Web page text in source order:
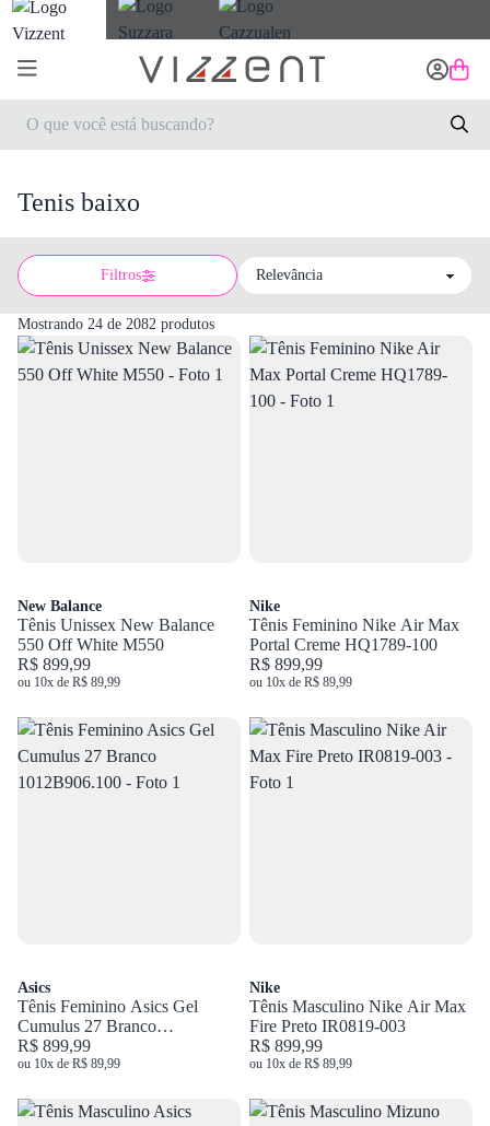
Tenis baixo
Filtros
Sort by
Mostrando 24 de 2082 produtos
New Balance
Tênis Unissex New Balance
550 Off White M550
R$ 899,99
ou 10x de R$ 89,99
Nike
Tênis Feminino Nike Air Max
Portal Creme HQ1789-100
R$ 899,99
ou 10x de R$ 89,99
Asics
Tênis Feminino Asics Gel
Cumulus 27 Branco
1012B906.100
R$ 899,99
ou 10x de R$ 89,99
Nike
Tênis Masculino Nike Air Max
Fire Preto IR0819-003
R$ 899,99
ou 10x de R$ 89,99